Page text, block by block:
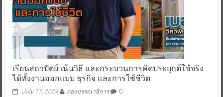
เรียนสถาปัตย์ เน้นวิธี และกระบวนการคิดประยุกต์ใช้จริง
ได้ทั้งงานออกแบบ ธุรกิจ และการใช้ชีวิต
July 17, 2024 กองบรรณาธิการ 0